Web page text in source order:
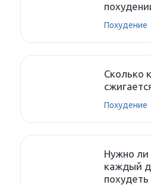
Похудение
Сколько
Похудение
Нужно ли
каждый
похудеть